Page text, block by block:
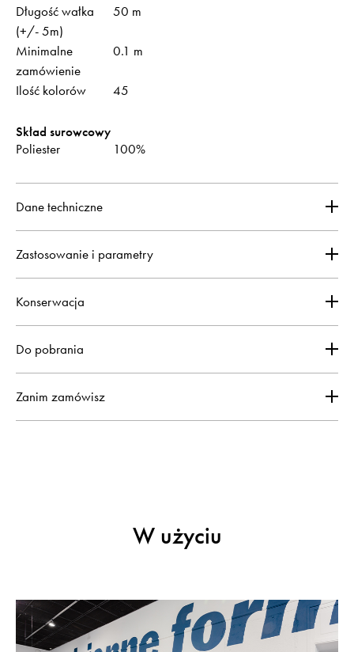
Długość wałka
(+/- 5m)
50 m
Minimalne
zamówienie
0.1 m
Ilość kolorów 45
Skład surowcowy
Poliester 100%
Dane techniczne
Zastosowanie i parametry
Konserwacja
Do pobrania
Zanim zamówisz
W użyciu